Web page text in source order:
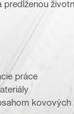
predĺženou
práce